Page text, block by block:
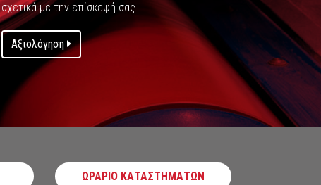
σχετικά με την επίσκεψή σας.
Αξιολόγηση
ΩΡΑΡΙΟ ΚΑΤΑΣΤΗΜΑΤΩΝ